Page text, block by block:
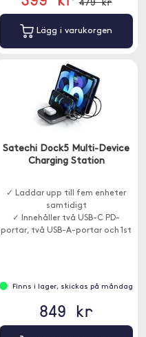
Lägg i varukorgen
Satechi Dock5 Multi-Device
Charging Station
✓ Laddar upp till fem enheter
samtidigt
​✓ Innehåller två USB-C PD-
portar, två USB-A-portar och 1st
Finns i lager, skickas på måndag
849 kr